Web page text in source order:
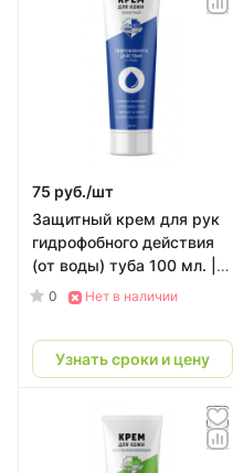
75 руб./шт
Защитный крем для рук
гидрофобного действия
(от воды) туба 100 мл. |
CКС PROFLINE
0 Нет в наличии
Узнать сроки и цену